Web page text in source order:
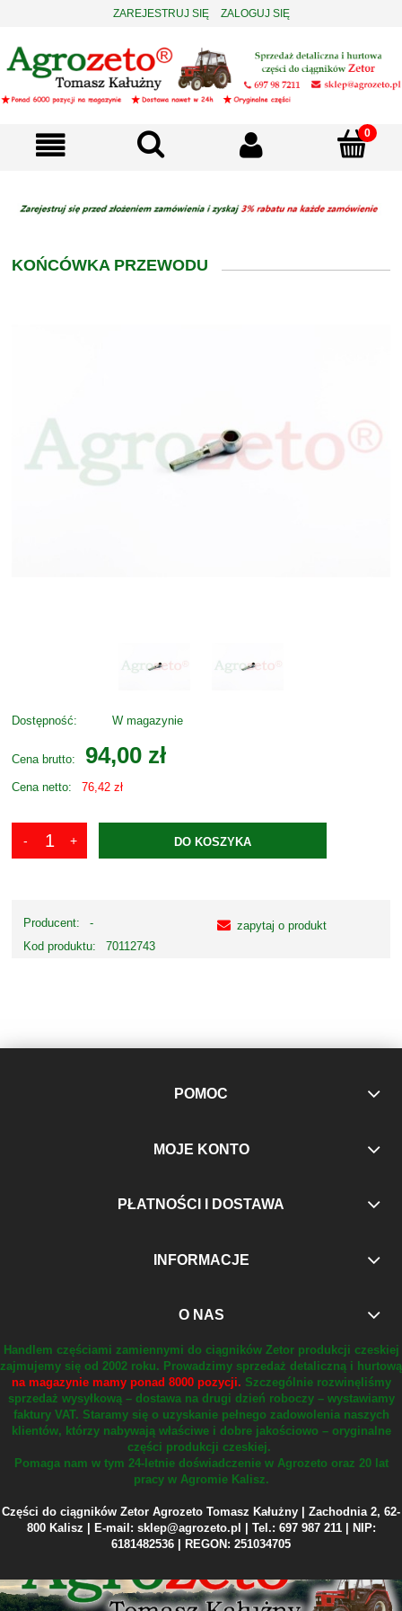
ZAREJESTRUJ SIĘ ZALOGUJ SIĘ
KOŃCÓWKA PRZEWODU
Dostępność: W magazynie
Cena brutto: 94,00 zł
Cena netto: 76,42 zł
DO KOSZYKA
Producent:
-
Kod produktu:
70112743
zapytaj o produkt
POMOC
MOJE KONTO
PŁATNOŚCI I DOSTAWA
INFORMACJE
O NAS
Handlem częściami zamiennymi do ciągników Zetor produkcji czeskiej
zajmujemy się od 2002 roku. Prowadzimy sprzedaż detaliczną i hurtową
na magazynie mamy ponad 8000 pozycji. Szczególnie rozwinęliśmy
sprzedaż wysyłkową – dostawa na drugi dzień roboczy – wystawiamy
faktury VAT. Staramy się o uzyskanie pełnego zadowolenia naszych
klientów, którzy nabywają właściwe i dobre jakościowo – oryginalne
części produkcji czeskiej.
Pomaga nam w tym 24-letnie doświadczenie w Agrozeto oraz 20 lat
pracy w Agromie Kalisz.
Części do ciągników Zetor Agrozeto Tomasz Kałużny | Zachodnia 2, 62-
800 Kalisz | E-mail: sklep@agrozeto.pl | Tel.: 697 987 211 | NIP:
6181482536 | REGON: 251034705